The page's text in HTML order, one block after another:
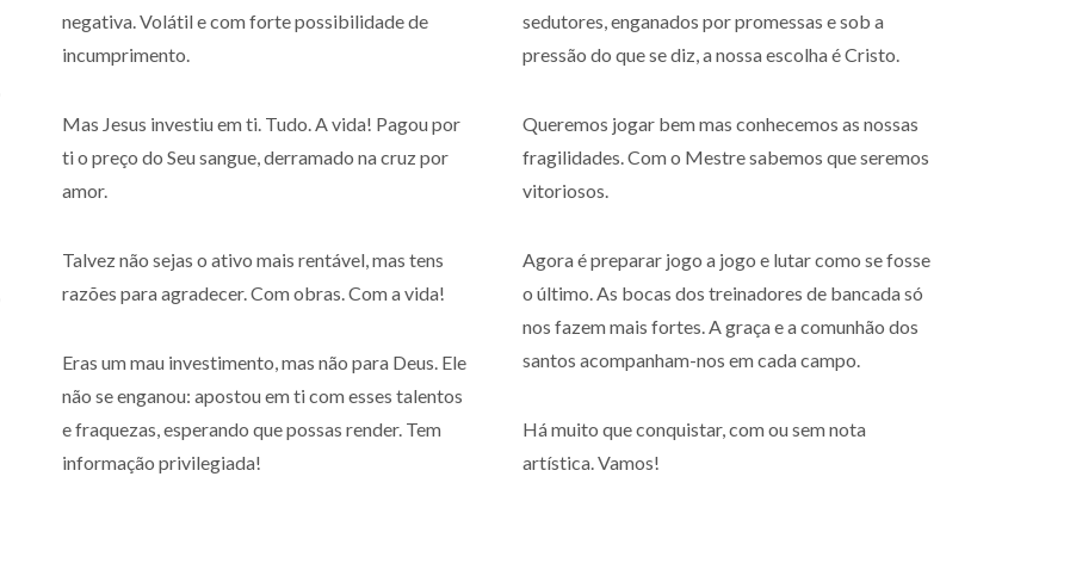
negativa. Volátil e com forte possibilidade de
incumprimento.
Mas Jesus investiu em ti. Tudo. A vida! Pagou por
ti o preço do Seu sangue, derramado na cruz por
amor.
Talvez não sejas o ativo mais rentável, mas tens
razões para agradecer. Com obras. Com a vida!
Eras um mau investimento, mas não para Deus. Ele
não se enganou: apostou em ti com esses talentos
e fraquezas, esperando que possas render. Tem
informação privilegiada!
sedutores, enganados por promessas e sob a
pressão do que se diz, a nossa escolha é Cristo.
Queremos jogar bem mas conhecemos as nossas
fragilidades. Com o Mestre sabemos que seremos
vitoriosos.
Agora é preparar jogo a jogo e lutar como se fosse
o último. As bocas dos treinadores de bancada só
nos fazem mais fortes. A graça e a comunhão dos
santos acompanham-nos em cada campo.
Há muito que conquistar, com ou sem nota
artística. Vamos!